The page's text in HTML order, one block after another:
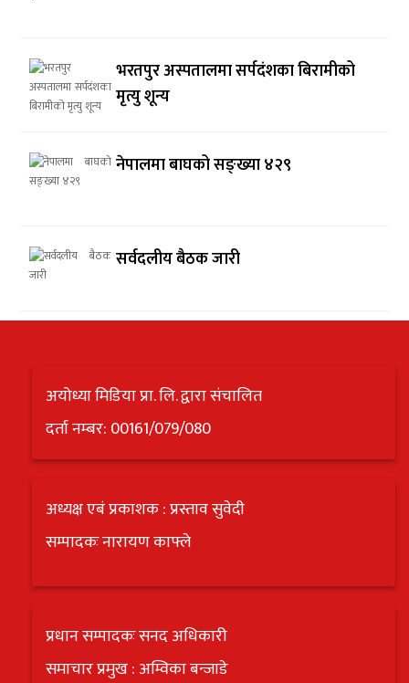
भरतपुर अस्पतालमा सर्पदंशका बिरामीको
मृत्यु शून्य
नेपालमा बाघको सङ्ख्या ४२९
सर्वदलीय बैठक जारी
अयोध्या मिडिया प्रा. लि. द्वारा संचालित
दर्ता नम्बर: 00161/079/080
अध्यक्ष एबं प्रकाशक : प्रस्ताव सुवेदी
सम्पादकः नारायण काफ्ले
प्रधान सम्पादकः सनद अधिकारी
समाचार प्रमुख : अम्विका बन्जाडे